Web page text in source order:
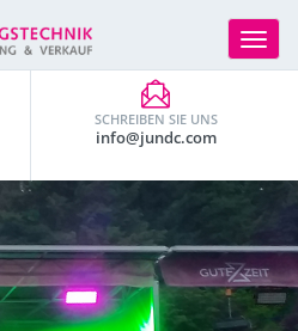
Toggle
SCHREIBEN SIE UNS
info@jundc.com